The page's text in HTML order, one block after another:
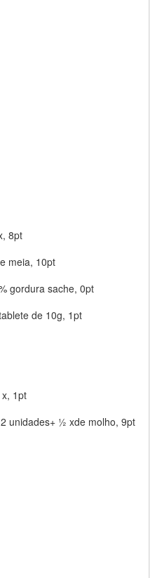
8pt
meia, 10pt
gordura sache, 0pt
de 10g, 1pt
1pt
unidades+ ½ xde molho, 9pt